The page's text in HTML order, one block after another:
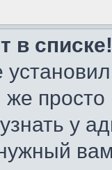
в списке!
у